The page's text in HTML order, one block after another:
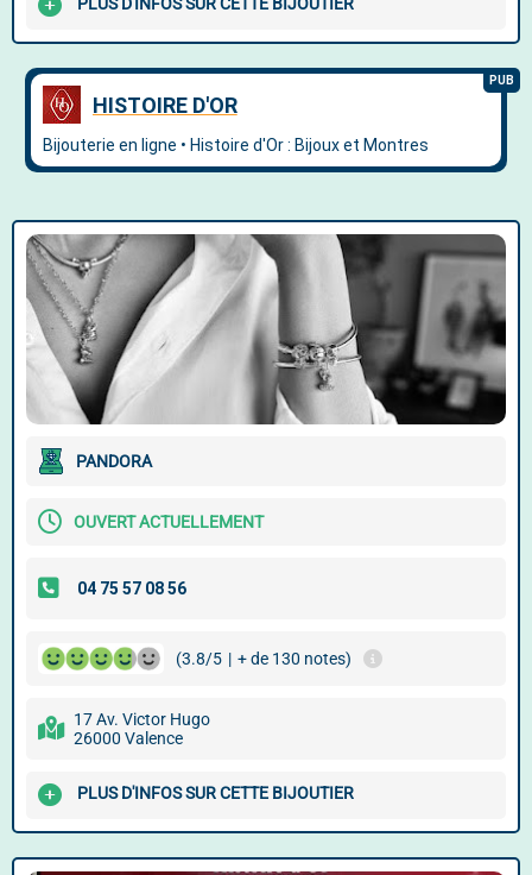
PLUS D'INFOS SUR CETTE BIJOUTIER
PANDORA
OUVERT ACTUELLEMENT
(3.8/5 | + de 130 notes)
17 Av. Victor Hugo
26000 Valence
PLUS D'INFOS SUR CETTE BIJOUTIER